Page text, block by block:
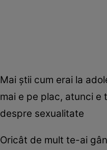
Mai ştii cum erai la
mai e pe plac, atunci
despre sexualitate
Oricât de mult te-ai